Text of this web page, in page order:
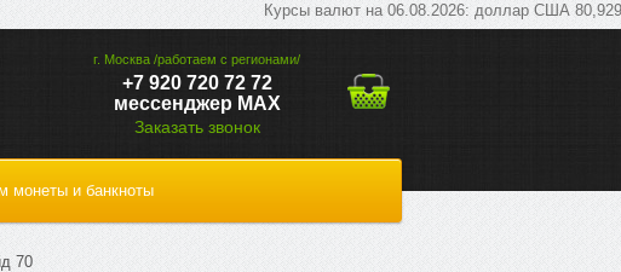
Курсы валют на 06.08.2026: доллар США 80,9293
г. Москва /работаем с регионами/
+7 920 720 72 72
мессенджер МАХ
Заказать звонок
монеты и банкноты
70